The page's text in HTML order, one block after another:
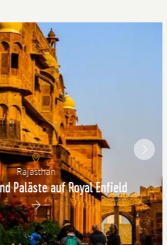
Rajasthan
Paläste auf Royal Enfield